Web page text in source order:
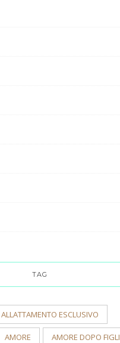
TAG
ALLATTAMENTO ESCLUSIVO
AMORE AMORE DOPO FIGLI